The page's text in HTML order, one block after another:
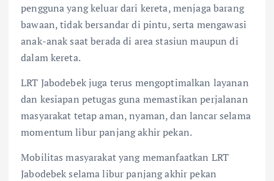
pengguna yang keluar dari kereta, menjaga barang
bawaan, tidak bersandar di pintu, serta mengawasi
anak-anak saat berada di area stasiun maupun di
dalam kereta.
LRT Jabodebek juga terus mengoptimalkan layanan
dan kesiapan petugas guna memastikan perjalanan
masyarakat tetap aman, nyaman, dan lancar selama
momentum libur panjang akhir pekan.
Mobilitas masyarakat yang memanfaatkan LRT
Jabodebek selama libur panjang akhir pekan